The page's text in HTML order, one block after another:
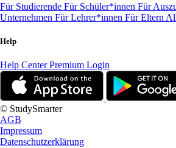
Für Studierende Für Schüler*innen Für
Unternehmen Für Lehrer*innen Für Eltern
Help
Help CenterPremium Login
© StudySmarter
AGB
Impressum
Datenschutzerklärung